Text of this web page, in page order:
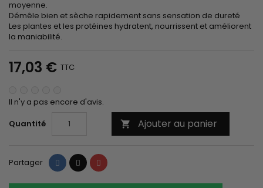
moyenne.
Démêle bien et sèche rapidement sans sensation de dureté
Les plantes et les protéines hydratent, nourrissent et améliorent
la maniabilité.
17,03 € TTC
Il n'y a pas encore d'avis.
Quantité
 Ajouter au panier
Partager PartagerTweet Pinterest